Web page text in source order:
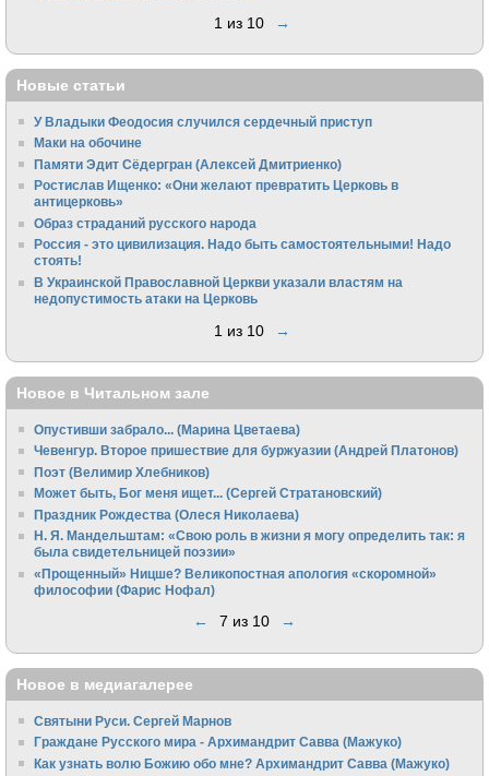
1 из 10 →
Новые статьи
У Владыки Феодосия случился сердечный приступ
Маки на обочине
Памяти Эдит Сёдергран (Алексей Дмитриенко)
Ростислав Ищенко: «Они желают превратить Церковь в
антицерковь»
Образ страданий русского народа
Россия - это цивилизация. Надо быть самостоятельными! Надо
стоять!
В Украинской Православной Церкви указали властям на
недопустимость атаки на Церковь
1 из 10 →
Новое в Читальном зале
Опустивши забрало... (Марина Цветаева)
Чевенгур. Второе пришествие для буржуазии (Андрей Платонов)
Поэт (Велимир Хлебников)
Может быть, Бог меня ищет... (Сергей Стратановский)
Праздник Рождества (Олеся Николаева)
Н. Я. Мандельштам: «Свою pоль в жизни я могу опpеделить так: я
была свидетельницей поэзии»
«Прощенный» Ницше? Великопостная апология «скоромной»
философии (Фарис Нофал)
← 7 из 10 →
Новое в медиагалерее
Святыни Руси. Сергей Марнов
Граждане Русского мира - Архимандрит Савва (Мажуко)
Как узнать волю Божию обо мне? Архимандрит Савва (Мажуко)